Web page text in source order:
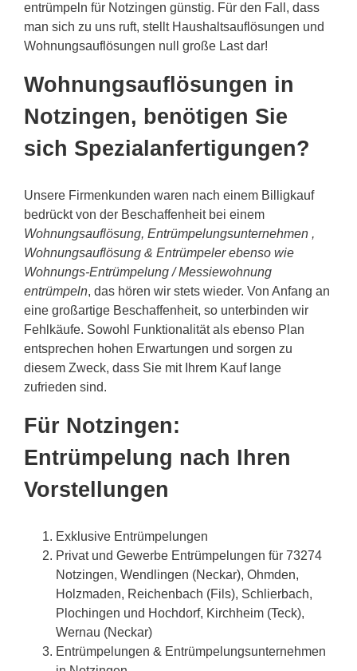
entrümpeln für Notzingen günstig. Für den Fall, dass
man sich zu uns ruft, stellt Haushaltsauflösungen und
Wohnungsauflösungen null große Last dar!
Wohnungsauflösungen in
Notzingen, benötigen Sie
sich Spezialanfertigungen?
Unsere Firmenkunden waren nach einem Billigkauf
bedrückt von der Beschaffenheit bei einem
Wohnungsauflösung, Entrümpelungsunternehmen ,
Wohnungsauflösung & Entrümpeler ebenso wie
Wohnungs-Entrümpelung / Messiewohnung
entrümpeln, das hören wir stets wieder. Von Anfang an
eine großartige Beschaffenheit, so unterbinden wir
Fehlkäufe. Sowohl Funktionalität als ebenso Plan
entsprechen hohen Erwartungen und sorgen zu
diesem Zweck, dass Sie mit Ihrem Kauf lange
zufrieden sind.
Für Notzingen:
Entrümpelung nach Ihren
Vorstellungen
Exklusive Entrümpelungen
Privat und Gewerbe Entrümpelungen für 73274
Notzingen, Wendlingen (Neckar), Ohmden,
Holzmaden, Reichenbach (Fils), Schlierbach,
Plochingen und Hochdorf, Kirchheim (Teck),
Wernau (Neckar)
Entrümpelungen & Entrümpelungsunternehmen